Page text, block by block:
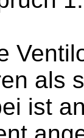
als
ist